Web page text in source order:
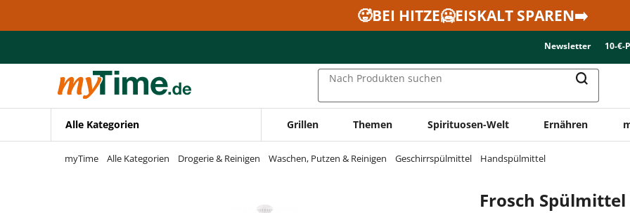
Zur Navigation springen
🥵BEI HITZE🥶EISKALT SPAREN➡️
Newsletter 10-€-
Nach Produkten suchen
Alle Kategorien Grillen Themen Spirituosen-Welt Ernähren
myTime Alle Kategorien Drogerie & Reinigen Waschen, Putzen & Reinigen Geschirrspülmittel Handspülmittel
Frosch